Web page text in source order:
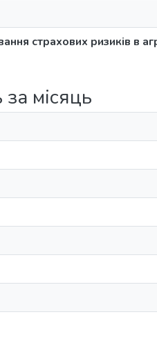
страхових ризиків в
за місяць